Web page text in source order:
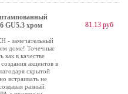
GU5.3 хром
- замечательный
доме! Точечные
как в качестве
акцентов в
скрытой
встраивать не
разный
81.13 руб